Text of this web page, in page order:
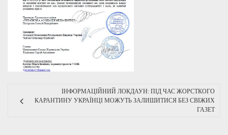
ІНФОРМАЦІЙНИЙ ЛОКДАУН: ПІД ЧАС ЖОРСТКОГО
КАРАНТИНУ УКРАЇНЦІ МОЖУТЬ ЗАЛИШИТИСЯ БЕЗ СВІЖИХ
ГАЗЕТ